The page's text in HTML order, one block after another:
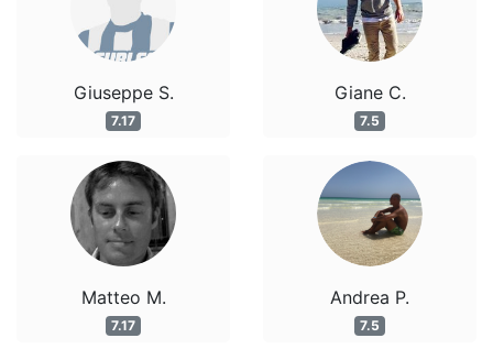
Giuseppe S.
7.17
Matteo M.
7.17
Giane C.
7.5
Andrea P.
7.5